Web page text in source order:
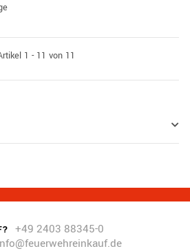
1 - 11 von 11
+49 2403 88345-0